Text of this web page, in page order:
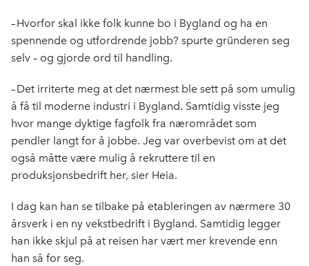
– Hvorfor skal ikke folk kunne bo i Bygland og ha en
spennende og utfordrende jobb? spurte gründeren seg
selv – og gjorde ord til handling.
– Det irriterte meg at det nærmest ble sett på som umulig
å få til moderne industri i Bygland. Samtidig visste jeg
hvor mange dyktige fagfolk fra nærområdet som
pendler langt for å jobbe. Jeg var overbevist om at det
også måtte være mulig å rekruttere til en
produksjonsbedrift her, sier Heia.
I dag kan han se tilbake på etableringen av nærmere 30
årsverk i en ny vekstbedrift i Bygland. Samtidig legger
han ikke skjul på at reisen har vært mer krevende enn
han så for seg.